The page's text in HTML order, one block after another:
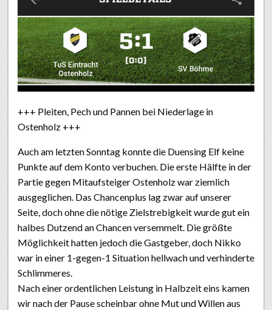
+++ Pleiten, Pech und Pannen bei Niederlage in
Ostenholz +++
Auch am letzten Sonntag konnte die Duensing Elf keine
Punkte auf dem Konto verbuchen. Die erste Hälfte in der
Partie gegen Mitaufsteiger Ostenholz war ziemlich
ausgeglichen. Das Chancenplus lag zwar auf unserer
Seite, doch ohne die nötige Zielstrebigkeit wurde gut ein
halbes Dutzend an Chancen versemmelt. Die größte
Möglichkeit hatten jedoch die Gastgeber, doch Nikko
war in einer 1-gegen-1 Situation hellwach und verhinderte
Schlimmeres.
Nach einer ordentlichen Leistung in Halbzeit eins kamen
wir nach der Pause scheinbar ohne Mut und Willen aus